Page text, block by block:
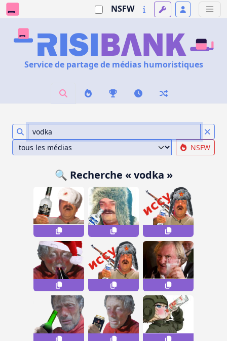
NSFW
Service de partage de médias humoristiques
NSFW
🔍 Recherche « vodka »